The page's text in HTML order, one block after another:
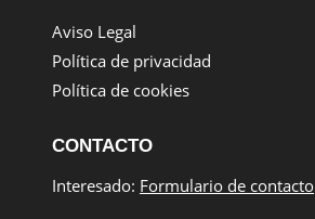
Aviso Legal
Política de privacidad
Política de cookies
CONTACTO
Interesado: Formulario de contacto